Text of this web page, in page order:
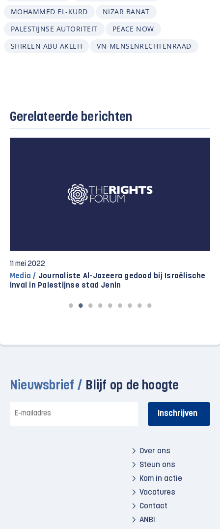
MOHAMMED EL-KURD
NIZAR BANAT
PALESTIJNSE AUTORITEIT
PEACE NOW
SHIREEN ABU AKLEH
VN-MENSENRECHTENRAAD
Gerelateerde berichten
11 maart 2018
Video's /Israëlische militairen behulpzaam bij
kolonistengeweld tegen Palestijnen
Nieuwsbrief / Blijf op de hoogte
mailadres
Over ons
Steun ons
Kom in actie
Vacatures
Contact
ANBI